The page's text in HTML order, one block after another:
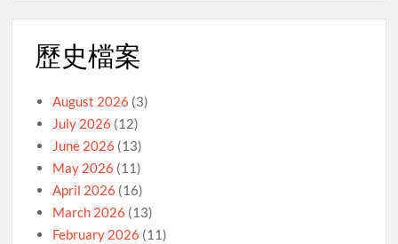
歷史檔案
August 2026 (3)
July 2026 (12)
June 2026 (13)
May 2026 (11)
April 2026 (16)
March 2026 (13)
February 2026 (11)